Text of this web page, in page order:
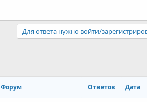
Для ответа нужно войти/
Форум Ответов Дата